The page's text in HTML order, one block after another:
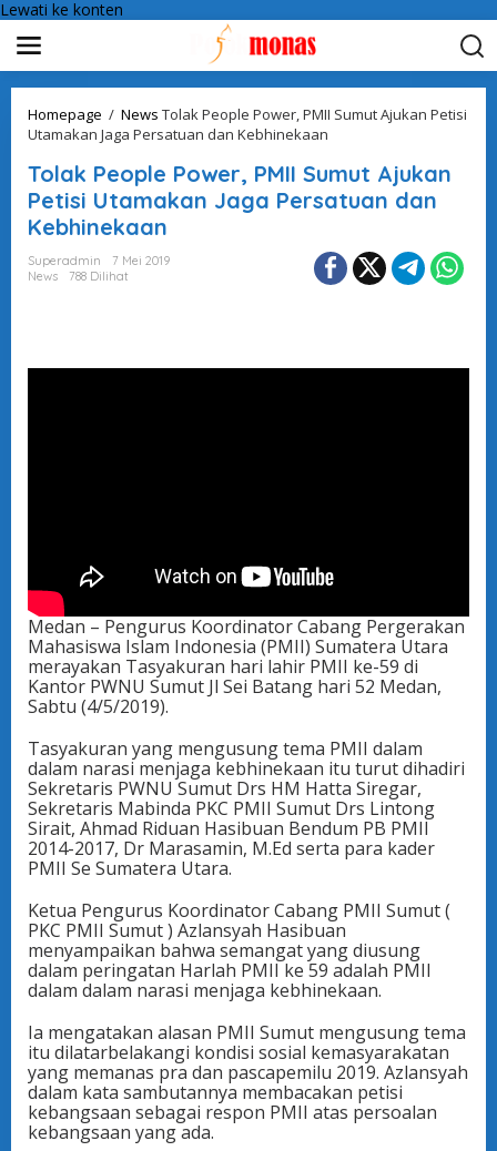
Lewati ke konten
Homepage / News Tolak People Power, PMII Sumut Ajukan Petisi
Utamakan Jaga Persatuan dan Kebhinekaan
Tolak People Power, PMII Sumut Ajukan
Petisi Utamakan Jaga Persatuan dan
Kebhinekaan
Superadmin
7 Mei 2019
News
788 Dilihat
Medan – Pengurus Koordinator Cabang Pergerakan
Mahasiswa Islam Indonesia (PMII) Sumatera Utara
merayakan Tasyakuran hari lahir PMII ke-59 di
Kantor PWNU Sumut Jl Sei Batang hari 52 Medan,
Sabtu (4/5/2019).
Tasyakuran yang mengusung tema PMII dalam
dalam narasi menjaga kebhinekaan itu turut dihadiri
Sekretaris PWNU Sumut Drs HM Hatta Siregar,
Sekretaris Mabinda PKC PMII Sumut Drs Lintong
Sirait, Ahmad Riduan Hasibuan Bendum PB PMII
2014-2017, Dr Marasamin, M.Ed serta para kader
PMII Se Sumatera Utara.
Ketua Pengurus Koordinator Cabang PMII Sumut (
PKC PMII Sumut ) Azlansyah Hasibuan
menyampaikan bahwa semangat yang diusung
dalam peringatan Harlah PMII ke 59 adalah PMII
dalam dalam narasi menjaga kebhinekaan.
Ia mengatakan alasan PMII Sumut mengusung tema
itu dilatarbelakangi kondisi sosial kemasyarakatan
yang memanas pra dan pascapemilu 2019. Azlansyah
dalam kata sambutannya membacakan petisi
kebangsaan sebagai respon PMII atas persoalan
kebangsaan yang ada.